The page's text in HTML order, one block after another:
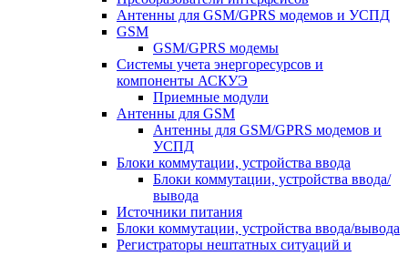
Антенны для GSM/GPRS модемов и УСПД
GSM
GSM/GPRS модемы
Системы учета энергоресурсов и
компоненты АСКУЭ
Приемные модули
Антенны для GSM
Антенны для GSM/GPRS модемов и
УСПД
Блоки коммутации, устройства ввода
Блоки коммутации, устройства ввода/
вывода
Источники питания
Блоки коммутации, устройства ввода/вывода
Регистраторы нештатных ситуаций и